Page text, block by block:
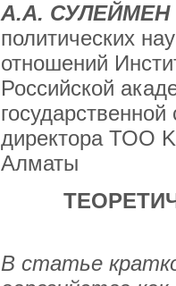
А.А. СУЛЕЙМЕН
политических
отношений
Российской
директора ТОО
Алматы
В статье